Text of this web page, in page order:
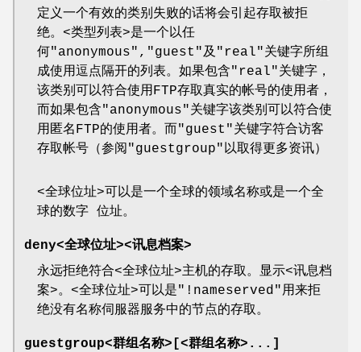
定义一个有效的类别失败的话将会引起存取被拒
绝。<类型列表>是一个以任
何"anonymous","guest"及"real"关键字所组
成使用逗点隔开的列表。如果包含"real"关键字，
该类别可以符合使用FTP存取真实的帐号的使用者，
而如果包含"anonymous"关键字该类别可以符合使
用匿名FTP的使用者。而"guest"关键字符合访客
存取帐号（参阅"guestgroup"以取得更多资讯）
<全球位址>可以是一个全球的领域名称或是一个全
球的数字 位址。
deny<全球位址><讯息档案>
永远拒绝符合<全球位址>主机的存取。显示<讯息档
案>。<全球位址>可以是"!nameserved"用来拒
绝没有名称伺服器服务中的节点的存取。
guestgroup<群组名称>[<群组名称>...]